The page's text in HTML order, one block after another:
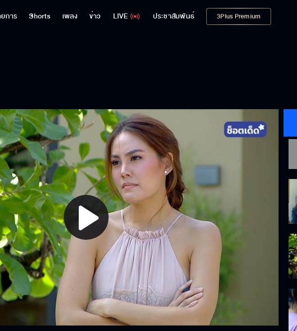
การ Shorts เพลง ข่าว LIVE ประชาสัมพันธ์ 3Plus Premium
Play
Video